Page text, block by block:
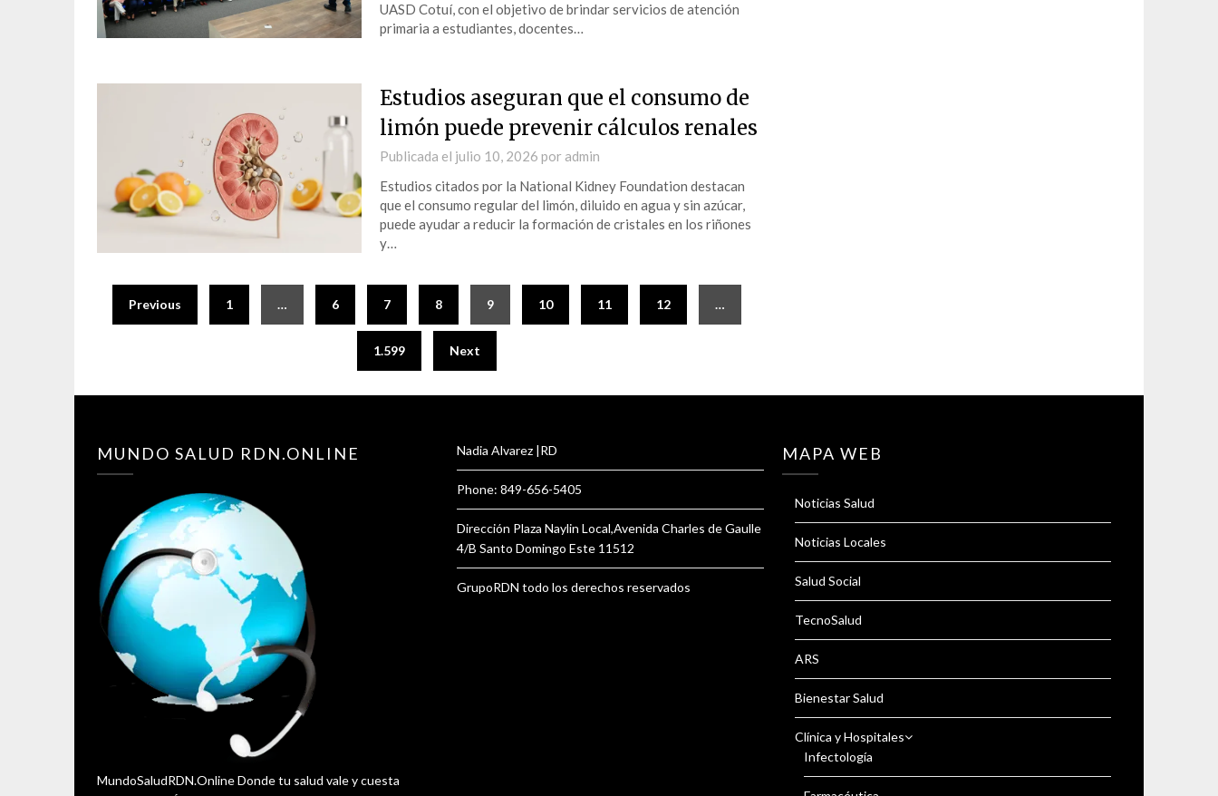
UASD Cotuí, con el objetivo de brindar servicios de atención
primaria a estudiantes, docentes…
Estudios aseguran que el consumo de
limón puede prevenir cálculos renales
Publicada el julio 10, 2026 por admin
Estudios citados por la National Kidney Foundation destacan
que el consumo regular del limón, diluido en agua y sin azúcar,
puede ayudar a reducir la formación de cristales en los riñones
y…
Previous 1 … 6 7 8 9 10 11 12 …
1.599 Next
MUNDO SALUD RDN.ONLINE
MundoSaludRDN.Online Donde tu salud vale y cuesta
Nadia Alvarez |RD
Phone: 849-656-5405
Dirección Plaza Naylin Local,Avenida Charles de Gaulle
4/B Santo Domingo Este 11512
GrupoRDN todo los derechos reservados
MAPA WEB
Noticias Salud
Noticias Locales
Salud Social
TecnoSalud
ARS
Bienestar Salud
Clínica y Hospitales
Infectología